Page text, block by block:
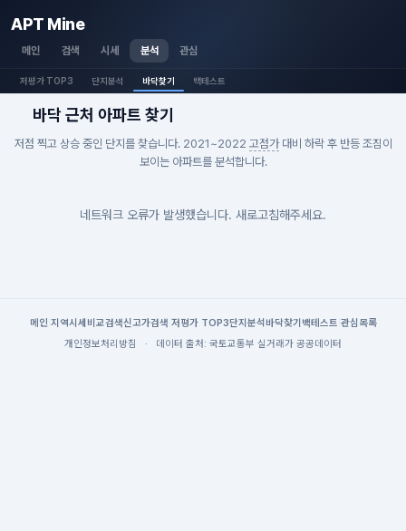
APT Mine
메인 검색 시세 분석 관심
저평가 TOP3 단지분석 바닥찾기 백테스트
바닥 근처 아파트 찾기
저점 찍고 상승 중인 단지를 찾습니다. 2021~2022 고점가대비 하락 후 반등 조짐이
보이는 아파트를 분석합니다.
네트워크 오류가 발생했습니다. 새로고침해주세요.
메인| 지역시세 비교검색신고가검색 저평가 TOP3단지분석 바닥찾기 백테스트 관심목록
개인정보처리방침
· 데이터 출처: 국토교통부 실거래가 공공데이터